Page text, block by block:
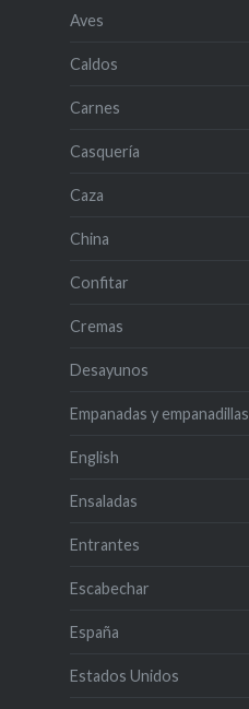
Aves
Caldos
Carnes
Casquería
Caza
China
Confitar
Cremas
Desayunos
Empanadas y empanadillas
English
Ensaladas
Entrantes
Escabechar
España
Estados Unidos